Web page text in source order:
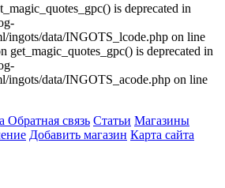
is deprecated in
ingots/data/INGOTS_lcode.php on line
get_magic_quotes_gpc() is deprecated in
ingots/data/INGOTS_acode.php on line
Обратная связь Статьи Магазины
Добавить магазин Карта сайта